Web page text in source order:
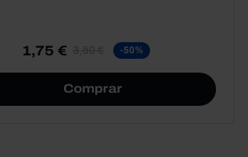
1,75 € 3,50 € -50%
Comprar